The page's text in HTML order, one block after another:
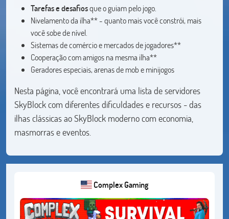
Tarefas e desafiosque o guiam pelo jogo.
Nivelamento da ilha** - quanto mais você constrói, mais
você sobe de nível.
Sistemas de comércio e mercados de jogadores**
Cooperação com amigos na mesma ilha**
Geradores especiais, arenas de mob e minijogos
Nesta página, você encontrará uma lista de servidores
SkyBlock com diferentes dificuldades e recursos - das
ilhas clássicas ao SkyBlock moderno com economia,
masmorras e eventos.
Complex Gaming